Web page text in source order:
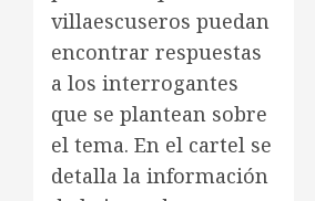
villaescuseros puedan
encontrar respuestas
a los interrogantes
que se plantean sobre
el tema. En el cartel se
detalla la información